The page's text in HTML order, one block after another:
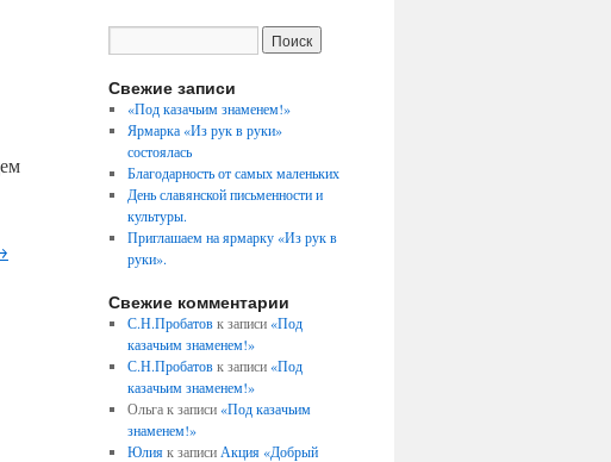
Свежие записи
«Под казачьим знаменем!»
Ярмарка «Из рук в руки»
состоялась
Благодарность от самых маленьких
День славянской письменности и
культуры.
Приглашаем на ярмарку «Из рук в
руки».
Свежие комментарии
С.Н.Пробатовк записи«Под
казачьим знаменем!»
С.Н.Пробатовк записи«Под
казачьим знаменем!»
Ольгак записи«Под казачьим
знаменем!»
Юлияк записи Акция «Добрый